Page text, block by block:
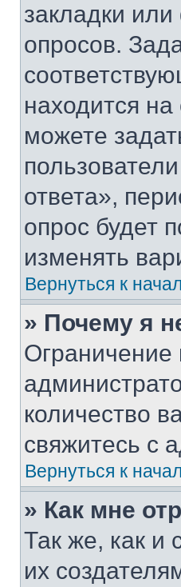
закладки
опросов.
находится
можете
ответа»,
опрос будет
изменять
Вернуться к
» Почему я
Ограничение
количество
свяжитесь с
Вернуться к
» Как мне
Так же, как и
их